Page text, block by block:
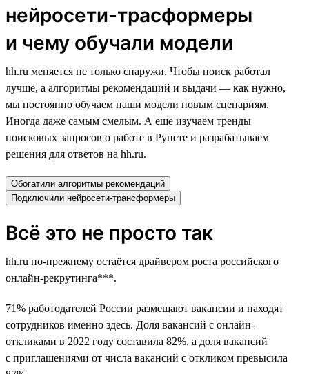
нейросети-трасформеры
и чему обучали модели
hh.ru меняется не только снаружи. Чтобы поиск работал
лучше, а алгоритмы рекомендаций и выдачи — как нужно,
мы постоянно обучаем наши модели новым сценариям.
Иногда даже самым смелым. А ещё изучаем тренды
поисковых запросов о работе в Рунете и разрабатываем
решения для ответов на hh.ru.
Обогатили алгоритмы рекомендаций
Подключили нейросети-трансформеры
Всё это не просто так
hh.ru по-прежнему остаётся драйвером роста российского
онлайн-рекрутинга***.
71% работодателей России размещают вакансии и находят
сотрудников именно здесь. Доля вакансий с онлайн-
откликами в 2022 году составила 82%, а доля вакансий
с приглашениями от числа вакансий с откликом превысила